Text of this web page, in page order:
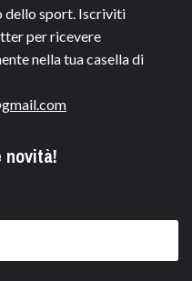
dello sport. Iscriviti
per ricevere
nella tua casella di
novità!